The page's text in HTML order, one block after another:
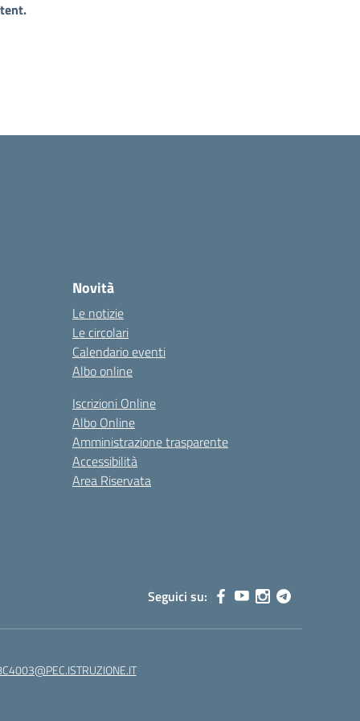
Novità
Le notizie
Le circolari
Calendario eventi
Albo online
Iscrizioni Online
Albo Online
Amministrazione trasparente
Accessibilità
Area Riservata
Seguici su: